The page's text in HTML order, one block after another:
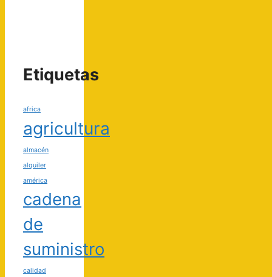
Etiquetas
africa
agricultura
almacén
alquiler
américa
cadena
de
suministro
calidad